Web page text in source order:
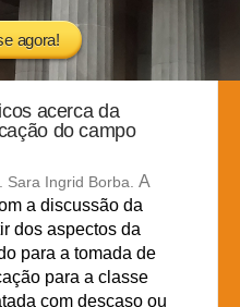
agora!
acerca da
do campo
Sara Ingrid Borba. A
a discussão da
dos aspectos da
para a tomada de
para a classe
com descaso ou